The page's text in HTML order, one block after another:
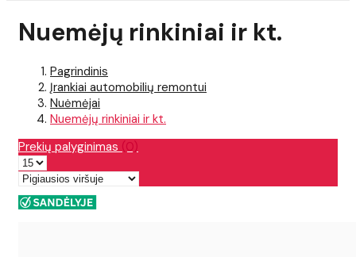
Nuemėjų rinkiniai ir kt.
Pagrindinis
Įrankiai automobilių remontui
Nuėmėjai
Nuemėjų rinkiniai ir kt.
Prekių palyginimas (0)